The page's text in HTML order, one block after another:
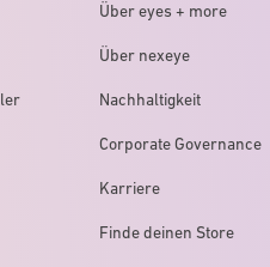
Über eyes + more
Über nexeye
Nachhaltigkeit
Corporate Governance
Karriere
Finde deinen Store